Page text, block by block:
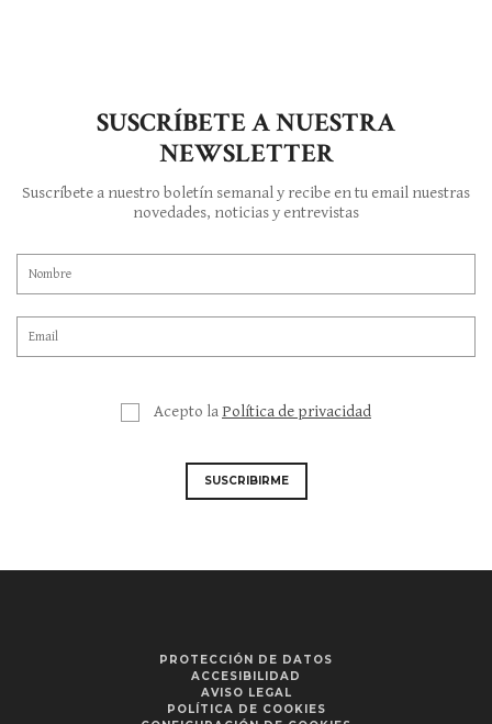
SUSCRÍBETE A NUESTRA
NEWSLETTER
Suscríbete a nuestro boletín semanal y recibe en tu email nuestras
novedades, noticias y entrevistas
Acepto la Política de privacidad
SUSCRIBIRME
PROTECCIÓN DE DATOS
ACCESIBILIDAD
AVISO LEGAL
POLÍTICA DE COOKIES